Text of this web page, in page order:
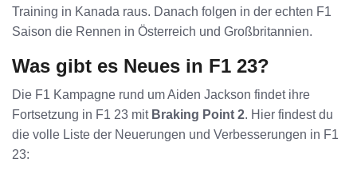
Training in Kanada raus. Danach folgen in der echten F1
Saison die Rennen in Österreich und Großbritannien.
Was gibt es Neues in F1 23?
Die F1 Kampagne rund um Aiden Jackson findet ihre
Fortsetzung in F1 23 mit Braking Point 2. Hier findest du
die volle Liste der Neuerungen und Verbesserungen in F1
23: